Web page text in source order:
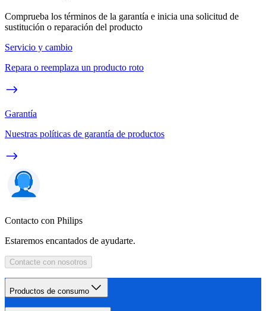
Comprueba los términos de la garantía e inicia una solicitud de
sustitución o reparación del producto
Servicio y cambio
Repara o reemplaza un producto roto
Garantía
Nuestras políticas de garantía de productos
Contacto con Philips
Estaremos encantados de ayudarte.
Contacte con nosotros
Productos de consumo